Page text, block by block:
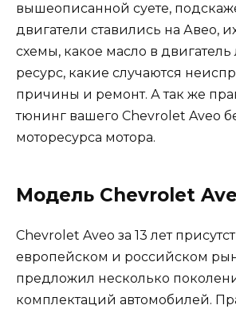
вышеописанной суете,
двигатели ставились на Авео,
схемы, какое масло в двигатель
ресурс, какие случаются
причины и ремонт. А так же
тюнинг вашего Chevrolet Aveo
моторесурса мотора.
Модель Chevrolet
Chevrolet Aveo за 13 лет
европейском и российском
предложил несколько
комплектаций автомобилей.